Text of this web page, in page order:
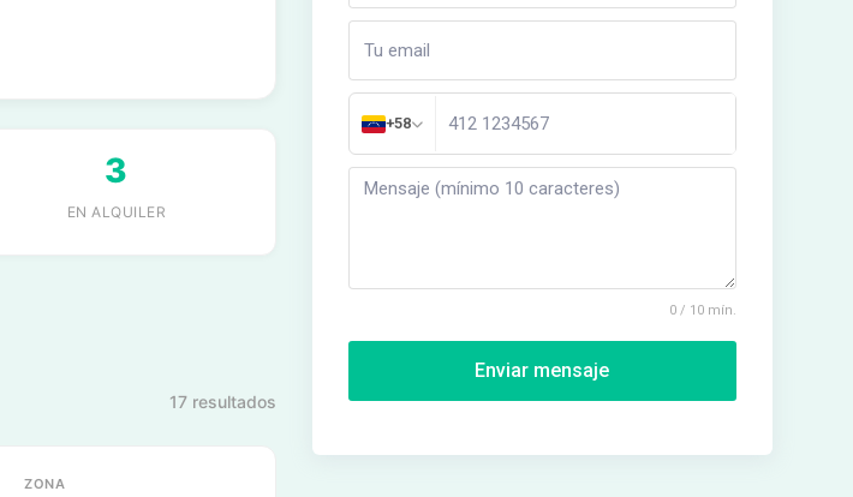
3
EN ALQUILER
17 resultados
ZONA
+58
0 / 10 mín.
Enviar mensaje